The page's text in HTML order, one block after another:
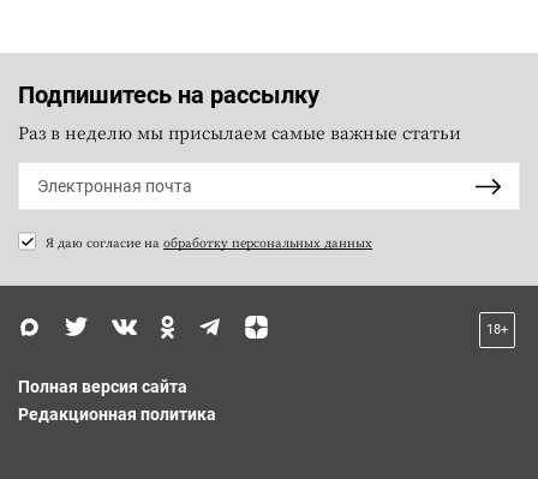
Подпишитесь на рассылку
Раз в неделю мы присылаем самые важные статьи
Я даю согласие на обработку персональных данных
18+
Полная версия сайта
Редакционная политика